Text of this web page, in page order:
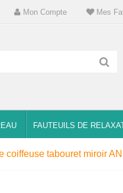
Mon Compte Mes
FAUTEUILS DE
coiffeuse tabouret miroir